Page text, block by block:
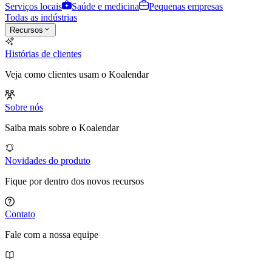
Serviços locais
Saúde e medicina
Pequenas empresas
Todas as indústrias
Recursos
Histórias de clientes
Veja como clientes usam o Koalendar
Sobre nós
Saiba mais sobre o Koalendar
Novidades do produto
Fique por dentro dos novos recursos
Contato
Fale com a nossa equipe